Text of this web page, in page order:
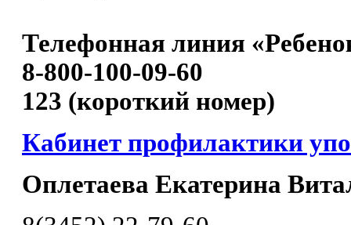
Телефонная линия
8-800-100-09-60
123 (короткий номер)
Кабинет профилактики
Оплетаева Екатерина